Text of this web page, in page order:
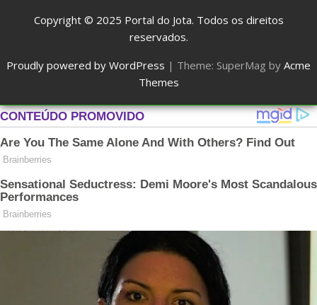
Copyright © 2025 Portal do Jota. Todos os direitos
reservados.
Proudly powered by WordPress | Theme: SuperMag by Acme
Themes